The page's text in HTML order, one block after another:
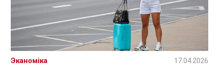
Эканоміка 17.04.2026